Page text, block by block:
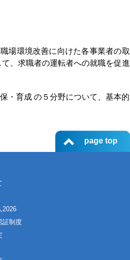
場環境改善に向けた各事業者の取
、求職者の運転者への就職を促進
育成 の５分野について、基本的
page top
2026
証制度